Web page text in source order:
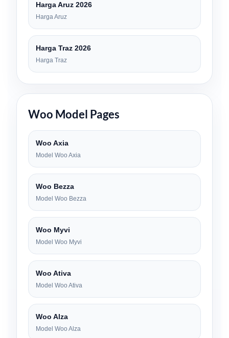
Harga Aruz 2026
Harga Aruz
Harga Traz 2026
Harga Traz
Woo Model Pages
Woo Axia
Model Woo Axia
Woo Bezza
Model Woo Bezza
Woo Myvi
Model Woo Myvi
Woo Ativa
Model Woo Ativa
Woo Alza
Model Woo Alza